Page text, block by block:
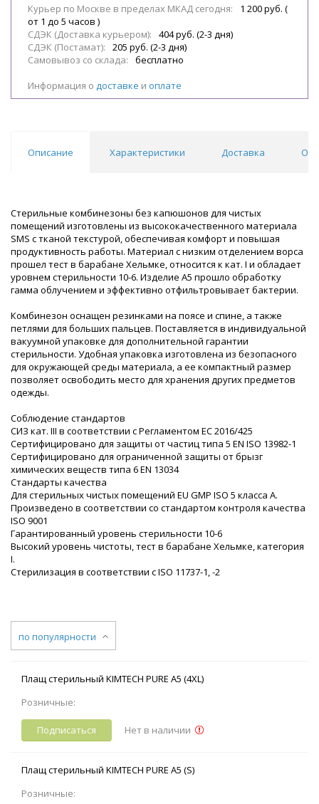
Курьер по Москве в пределах МКАД сегодня:
1 200 руб. (
от 1 до 5 часов )
СДЭК (Доставка курьером):
404 руб. (2-3 дня)
СДЭК (Постамат):
205 руб. (2-3 дня)
Самовывоз со склада:
бесплатно
Информация о доставке и оплате
Описание Характеристики Доставка
Стерильные комбинезоны без капюшонов для чистых
помещений изготовлены из высококачественного материала
SMS с тканой текстурой, обеспечивая комфорт и повышая
продуктивность работы. Материал с низким отделением ворса
прошел тест в барабане Хельмке, относится к кат. I и обладает
уровнем стерильности 10-6. Изделие A5 прошло обработку
гамма облучением и эффективно отфильтровывает бактерии.
Комбинезон оснащен резинками на поясе и спине, а также
петлями для больших пальцев. Поставляется в индивидуальной
вакуумной упаковке для дополнительной гарантии
стерильности. Удобная упаковка изготовлена из безопасного
для окружающей среды материала, а ее компактный размер
позволяет освободить место для хранения других предметов
одежды.
Соблюдение стандартов
СИЗ кат. III в соответствии с Регламентом ЕС 2016/425
Сертифицировано для защиты от частиц типа 5 EN ISO 13982-1
Сертифицировано для ограниченной защиты от брызг
химических веществ типа 6 EN 13034
Стандарты качества
Для стерильных чистых помещений EU GMP ISO 5 класса A.
Произведено в соответствии со стандартом контроля качества
ISO 9001
Гарантированный уровень стерильности 10-6
Высокий уровень чистоты, тест в барабане Хельмке, категория
I.
Стерилизация в соответствии с ISO 11737-1, -2
по популярности
Плащ стерильный KIMTECH PURE A5 (4XL)
Розничные:
Подписаться Нет в наличии
Плащ стерильный KIMTECH PURE A5 (S)
Розничные: